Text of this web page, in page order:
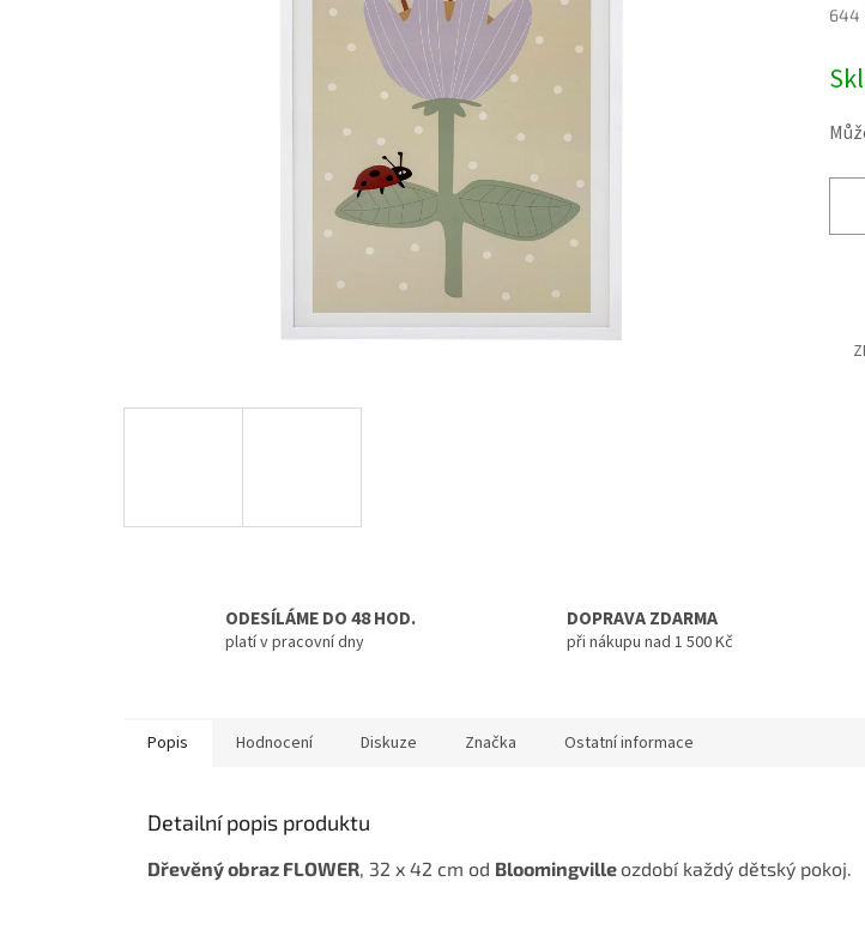
644
ODESÍLÁME DO 48 HOD.
platí v pracovní dny
DOPRAVA ZDARMA
při nákupu nad 1 500 Kč
Popis Hodnocení Diskuze Značka Ostatní informace
Detailní popis produktu
Dřevěný obraz FLOWER , 32 x 42 cm od Bloomingville ozdobí každý dětský pokoj.